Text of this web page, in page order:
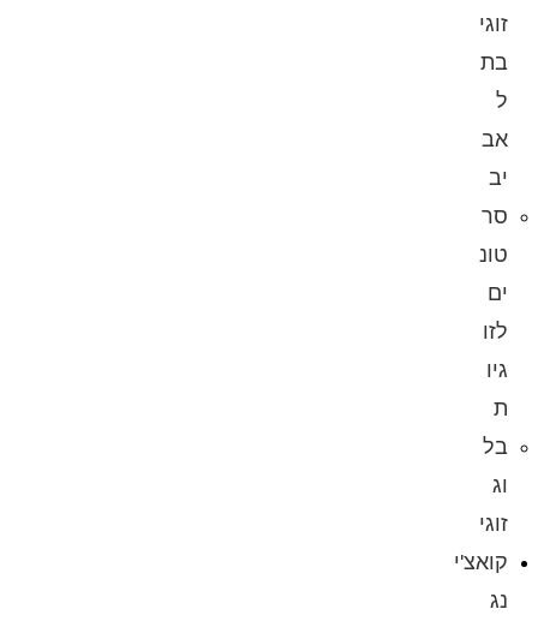
זוגי
בת
ל
אב
יב
סר
טונ
ים
לזו
גיו
ת
בל
וג
זוגי
קואצ'י
נג